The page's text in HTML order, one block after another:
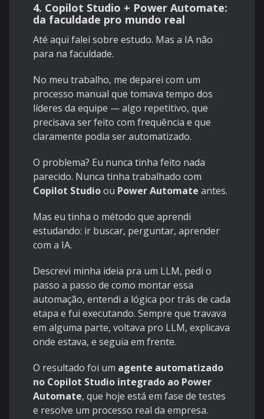
4. Copilot Studio + Power Automate:
da faculdade pro mundo real
Até aqui falei sobre estudo. Mas a IA não
para na faculdade.
No meu trabalho, me deparei com um
processo manual que tomava tempo dos
líderes da equipe — algo repetitivo, que
precisava ser feito com frequência e que
claramente podia ser automatizado.
O problema? Eu nunca tinha feito nada
parecido. Nunca tinha trabalhado com
Copilot Studioou Power Automate antes.
Mas eu tinha o método que aprendi
estudando: ir buscar, perguntar, aprender
com a IA.
Descrevi minha ideia pra um LLM, pedi o
passo a passo de como montar essa
automação, entendi a lógica por trás de cada
etapa e fui executando. Sempre que travava
em alguma parte, voltava pro LLM, explicava
onde estava, e seguia em frente.
O resultado foi um agente automatizado
no Copilot Studio integrado ao Power
Automate, que hoje está em fase de testes
e resolve um processo real da empresa.